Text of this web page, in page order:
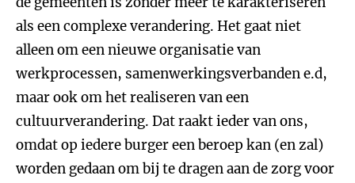
als een complexe verandering. Het gaat niet
alleen om een nieuwe organisatie van
werkprocessen, samenwerkingsverbanden e.d,
maar ook om het realiseren van een
cultuurverandering. Dat raakt ieder van ons,
omdat op iedere burger een beroep kan (en zal)
worden gedaan om bij te dragen aan de zorg voor